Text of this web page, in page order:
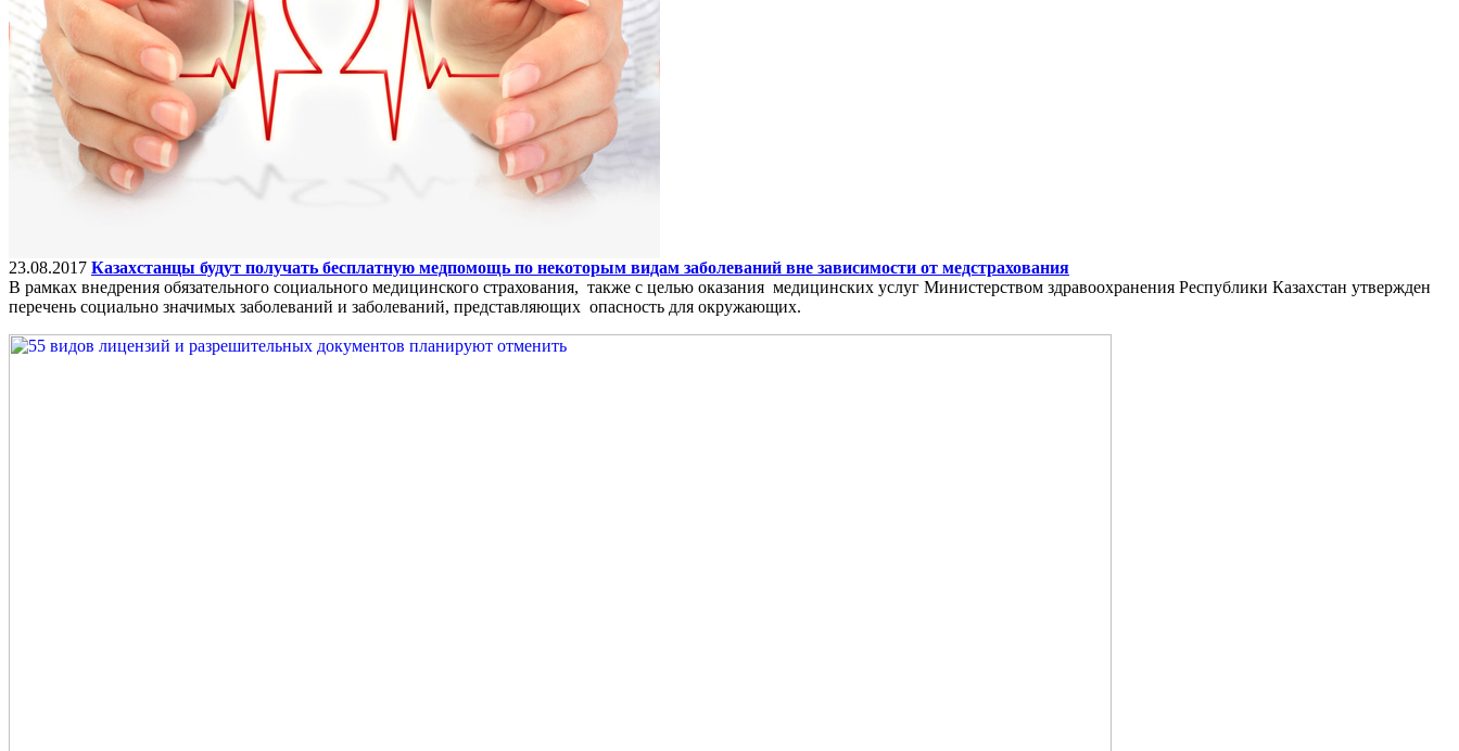
23.08.2017 Казахстанцы будут получать бесплатную медпомощь по некоторым видам заболеваний вне зависимости от медстрахования
В рамках внедрения обязательного социального медицинского страхования, также с целью оказания медицинских услуг Министерством здравоохранения Республики Казахстан утвержден
перечень социально значимых заболеваний и заболеваний, представляющих опасность для окружающих.